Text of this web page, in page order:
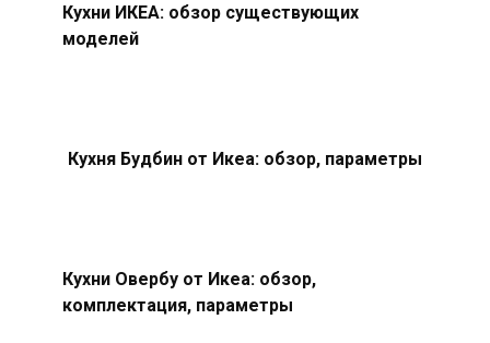
Кухни ИКЕА: обзор существующих
моделей
Кухня Будбин от Икеа: обзор, параметры
Кухни Овербу от Икеа: обзор,
комплектация, параметры